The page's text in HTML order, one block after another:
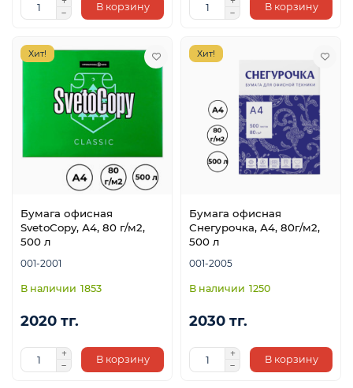
В корзину В корзину
Хит!
Бумага офисная
SvetoCopy, А4, 80 г/м2,
500 л
001-2001
1853
2020 тг.
В корзину
Хит!
Бумага офисная
Снегурочка, А4, 80г/м2,
500 л
001-2005
1250
2030 тг.
В корзину